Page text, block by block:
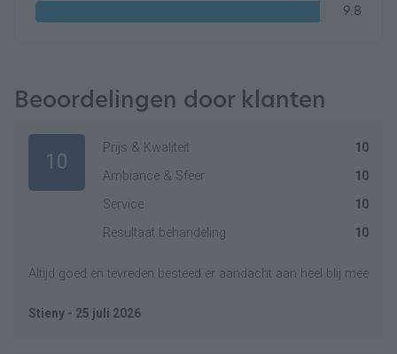
9.8
Beoordelingen door klanten
10
Prijs & Kwaliteit
10
Ambiance & Sfeer
10
Service
10
Resultaat behandeling
10
Altijd goed en tevreden besteed er aandacht aan heel blij mee
Stieny - 25 juli 2026